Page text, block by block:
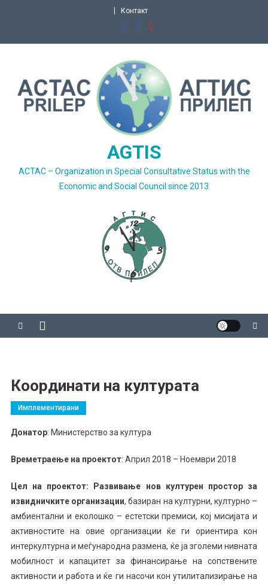
Контакт
AGTIS
ACTAC – Organization in Special Consultative Status with the
Economic and Social Council since 2013
Координати на културата
Имплементирани
Донатор: Министерство за култура
Времетраење на проектот: Април 2018 – Ноември 2018
Цел на проектот: Развивање нов културен простор за
извидничките организации, базиран на културни, културно –
амбиентални и еколошко – естетски премиси, кој мисијата и
активностите на овие организации ќе ги ориентира кон
интеркултурна и меѓународна размена, ќе ја зголеми нивната
мобилност и капацитет за финансирање на сопствените
активности и работа и ќе ги насочи кон утилитализирање на